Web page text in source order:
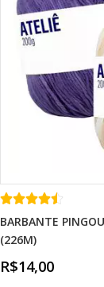
BARBANTE
(226M)
R$14,00